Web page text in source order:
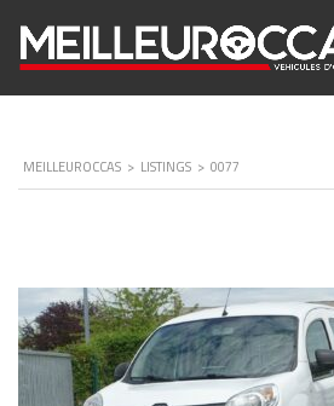
MEILLEUROCCAS > LISTINGS > 0077